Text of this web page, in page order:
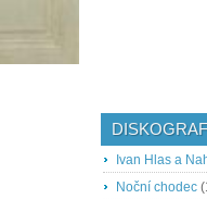
Ivan Hlas a
Noční chodec